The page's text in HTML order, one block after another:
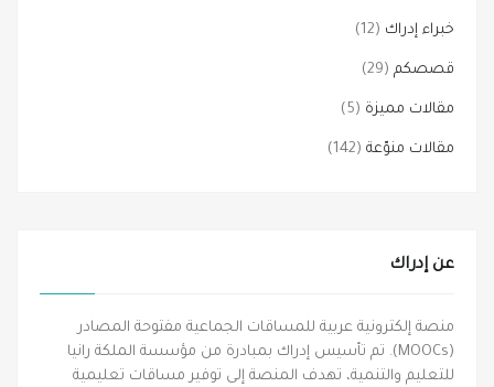
خبراء إدراك (12)
قصصكم (29)
مقالات مميزة (5)
مقالات منوّعة (142)
عن إدراك
منصة إلكترونية عربية للمساقات الجماعية مفتوحة المصادر
(MOOCs). تم تأسيس إدراك بمبادرة من مؤسسة الملكة رانيا
للتعليم والتنمية، تهدف المنصة إلى توفير مساقات تعليمية